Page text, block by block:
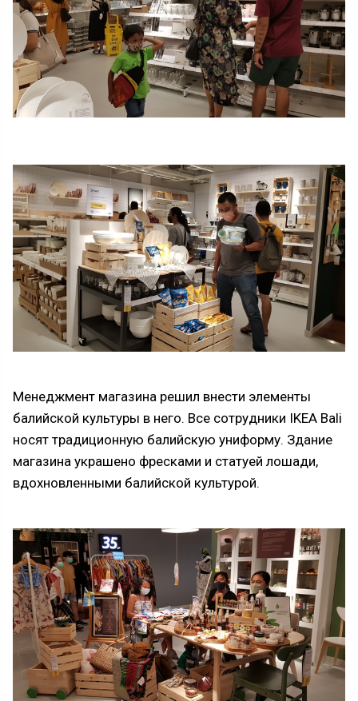
Менеджмент магазина решил внести элементы
балийской культуры в него. Все сотрудники IKEA Bali
носят традиционную балийскую униформу. Здание
магазина украшено фресками и статуей лошади,
вдохновленными балийской культурой.